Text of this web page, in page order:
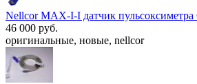
Nellcor MAX-I-I датчик
46 000 руб.
оригинальные, новые, nellcor